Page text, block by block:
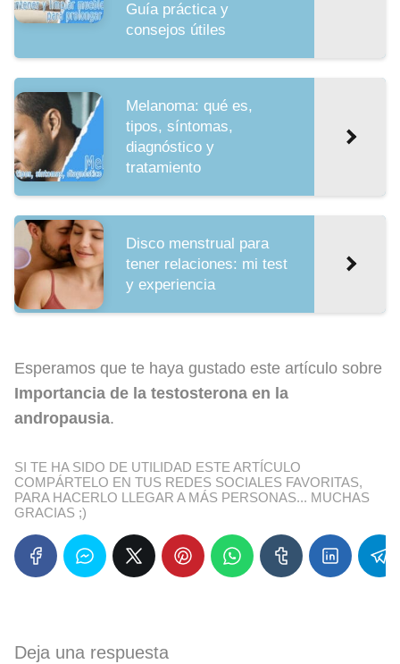
Guía práctica y
consejos útiles
Melanoma: qué es,
tipos, síntomas,
diagnóstico y
tratamiento
Disco menstrual para
tener relaciones: mi test
y experiencia
Esperamos que te haya gustado este artículo sobre
Importancia de la testosterona en la
andropausia.
SI TE HA SIDO DE UTILIDAD ESTE ARTÍCULO
COMPÁRTELO EN TUS REDES SOCIALES FAVORITAS,
PARA HACERLO LLEGAR A MÁS PERSONAS... MUCHAS
GRACIAS ;)
Deja una respuesta